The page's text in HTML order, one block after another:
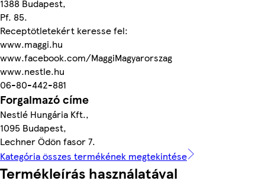
1388 Budapest,
Pf. 85.
Receptötletekért keresse fel:
www.maggi.hu
www.facebook.com/MaggiMagyarorszag
www.nestle.hu
06-80-442-881
Forgalmazó címe
Nestlé Hungária Kft.,
1095 Budapest,
Lechner Ödön fasor 7.
Kategória összes termékének megtekintése
Termékleírás használatával